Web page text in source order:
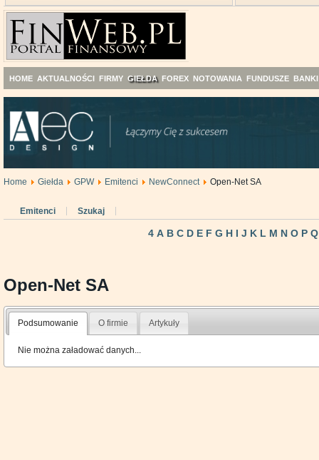
HOME AKTUALNOŚCI FIRMY GIEŁDA FOREX NOTOWANIA FUNDUSZE BANKI
Home Giełda GPW Emitenci NewConnect Open-Net SA
Emitenci Szukaj
4 A B C D E F G H I J K L M N O P Q
Open-Net SA
Podsumowanie O firmie Artykuły
Nie można załadować danych...